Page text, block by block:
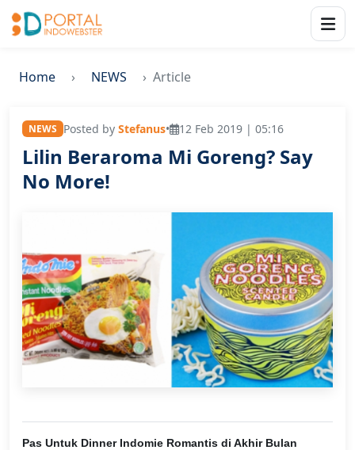
Home NEWS Article
NEWS Posted by Stefanus• 12 Feb 2019 | 05:16
Lilin Beraroma Mi Goreng? Say
No More!
Pas Untuk Dinner Indomie Romantis di Akhir Bulan